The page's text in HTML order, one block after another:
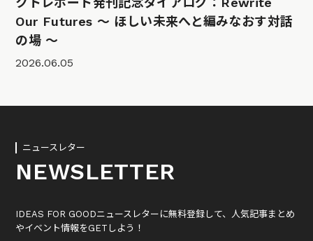
Our Futures 〜 ほしい未来へと編みなおす対話
の場 〜
2026.06.05
ニュースレター
NEWSLETTER
IDEAS FOR GOODニュースレターに無料登録して、人気記事まとめ
やイベント情報をGETしよう！